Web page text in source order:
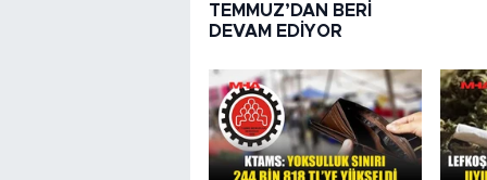
TEMMUZ’DAN BERİ
DEVAM EDİYOR